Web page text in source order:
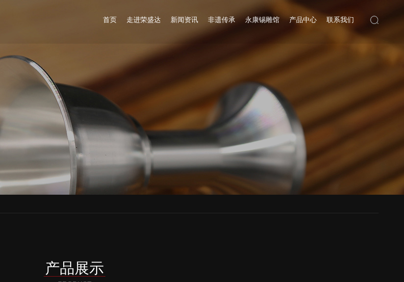
首页 走进荣盛达 新闻资讯 非遗传承 永康锡雕馆 产品中心 联系我们
产品展示